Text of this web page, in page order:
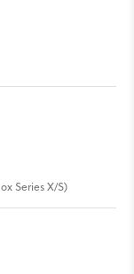
Series X/S)